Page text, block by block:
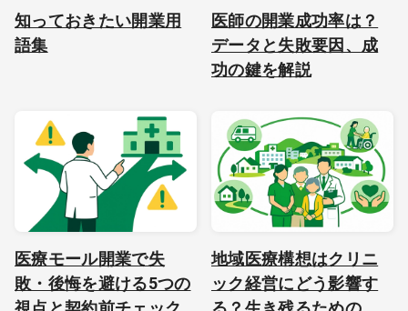
知っておきたい開業用
語集
医師の開業成功率は？
データと失敗要因、成
功の鍵を解説
医療モール開業で失
敗・後悔を避ける5つの
地域医療構想はクリニ
ック経営にどう影響す